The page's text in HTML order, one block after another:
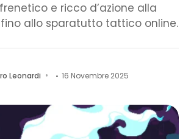
e ricco d’azione alla
allo sparatutto tattico online.
Leonardi 16 Novembre 2025